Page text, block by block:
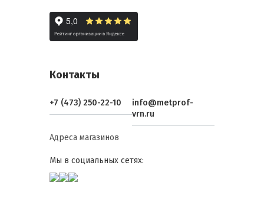
Контакты
+7 (473) 250-22-10
info@metprof-
vrn.ru
Адреса магазинов
Мы в социальных сетях: